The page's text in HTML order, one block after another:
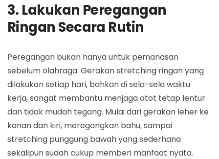
3. Lakukan Peregangan
Ringan Secara Rutin
Peregangan bukan hanya untuk pemanasan
sebelum olahraga. Gerakan stretching ringan yang
dilakukan setiap hari, bahkan di sela-sela waktu
kerja, sangat membantu menjaga otot tetap lentur
dan tidak mudah tegang. Mulai dari gerakan leher ke
kanan dan kiri, meregangkan bahu, sampai
stretching punggung bawah yang sederhana
sekalipun sudah cukup memberi manfaat nyata.